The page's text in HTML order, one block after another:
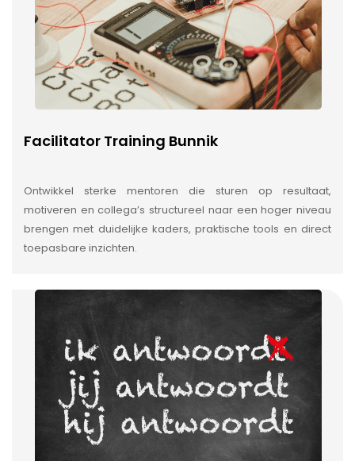
Facilitator Training Bunnik
Ontwikkel sterke mentoren die sturen op resultaat,
motiveren en collega’s structureel naar een hoger niveau
brengen met duidelijke kaders, praktische tools en direct
toepasbare inzichten.